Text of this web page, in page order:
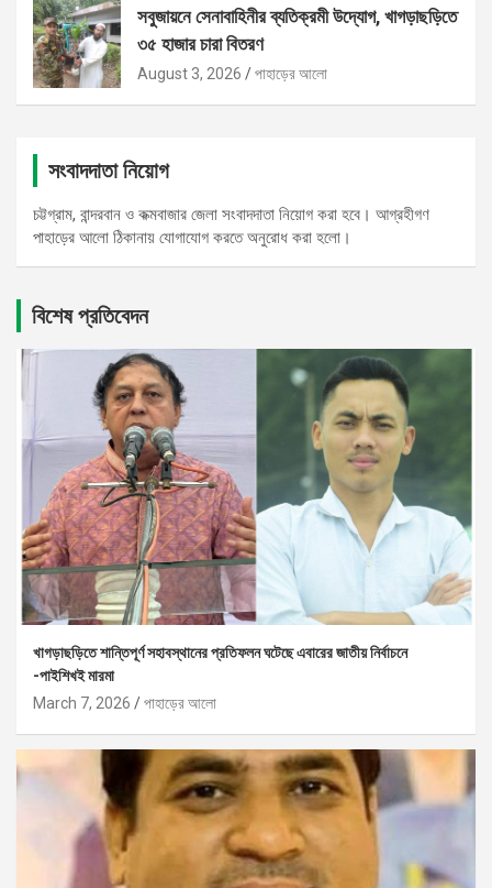
সবুজায়নে সেনাবাহিনীর ব্যতিক্রমী উদ্যোগ, খাগড়াছড়িতে
৩৫ হাজার চারা বিতরণ
August 3, 2026 পাহাড়ের আলো
সংবাদদাতা নিয়োগ
চট্টগ্রাম, বান্দরবান ও কক্মবাজার জেলা সংবাদদাতা নিয়োগ করা হবে। আগ্রহীগণ
পাহাড়ের আলো ঠিকানায় যোগাযোগ করতে অনুরোধ করা হলো।
বিশেষ প্রতিবেদন
খাগড়াছড়িতে শান্তিপূর্ণ সহাবস্থানের প্রতিফলন ঘটেছে এবারের জাতীয় নির্বাচনে
-পাইশিখই মারমা
March 7, 2026
পাহাড়ের আলো